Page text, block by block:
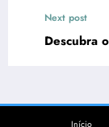
Next post
Descubra
Início